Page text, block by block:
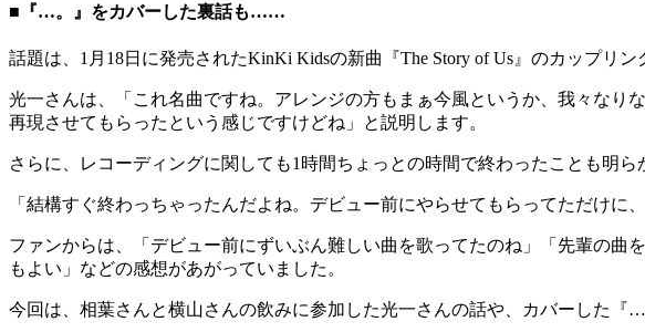
■『…。』をカバーした裏話も……
話題は、1月18日に発売されたKinKi Kidsの新曲『The Story of Us』のカップリ
光一さんは、「これ名曲ですね。アレンジの方もまぁ今風というか、我々な
再現させてもらったという感じですけどね」と説明します。
さらに、レコーディングに関しても1時間ちょっとの時間で終わったことも明ら
「結構すぐ終わっちゃったんだよね。デビュー前にやらせてもらってただけ
ファンからは、「デビュー前にずいぶん難しい曲を歌ってたのね」「先輩の
もよい」などの感想があがっていました。
今回は、相葉さんと横山さんの飲みに参加した光一さんの話や、カバーした『